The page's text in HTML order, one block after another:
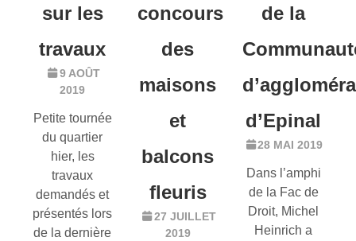
sur les
travaux
9 AOÛT
2019
Petite tournée
du quartier
hier, les
travaux
demandés et
présentés lors
de la dernière
concours
des
maisons
et
balcons
fleuris
27 JUILLET
2019
de la
d’Epinal
28 MAI 2019
Dans l’amphi
de la Fac de
Droit, Michel
Heinrich a